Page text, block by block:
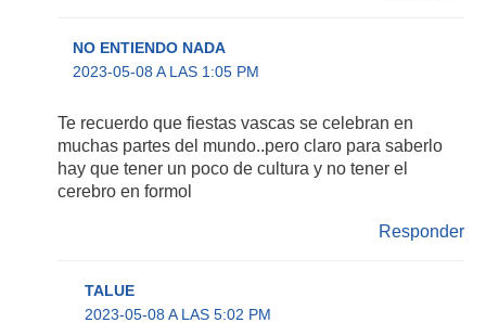
NO ENTIENDO NADA
2023-05-08 A LAS 1:05 PM
Te recuerdo que fiestas vascas se celebran en
muchas partes del mundo..pero claro para saberlo
hay que tener un poco de cultura y no tener el
cerebro en formol
Responder
TALUE
2023-05-08 A LAS 5:02 PM